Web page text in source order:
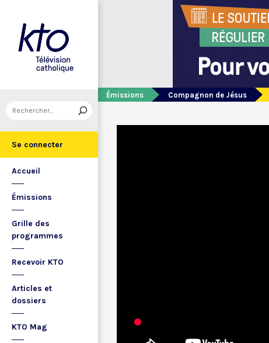
Se connecter
Accueil
Émissions
Grille des
programmes
Recevoir KTO
Articles et
dossiers
KTO Mag
Émissions Compagnon de Jésus